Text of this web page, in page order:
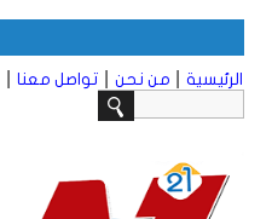
الرئيسية من نحن تواصل معنا